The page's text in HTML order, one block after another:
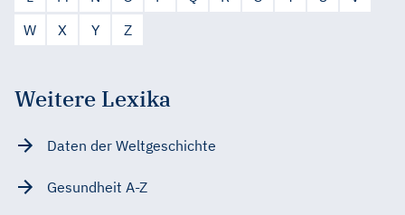
W
X Y Z
Weitere Lexika
Daten der Weltgeschichte
Gesundheit A-Z